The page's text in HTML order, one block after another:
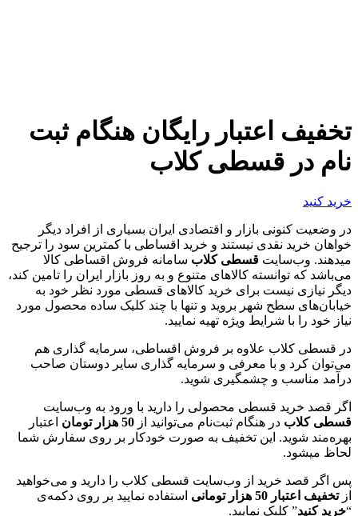
تخفیف اعتبار رایگان هنگام ثبت
نام در قسطی کلاب
خرید کنید
در وضعیت کنونی بازار و اقتصادی ایران بسیاری از افراد دیگر
خواهان خرید نقدی نیستند و خرید اقساطی با کمترین سود را ترجیح
میدهند. وب‌سایت قسطی کلاب سامانه فروش اقساطی کالا
می‌باشد که توانسته کالاهای متنوع و به روز بازار ایران را تامین کند،
دیگر نیازی نیست برای خرید کالاهای قسطی مورد نظر خود به
خیابان‌های سطح شهر بروید و تنها با چند کلیک ساده محصول مورد
نیاز خود را با شرایط ویژه تهیه نمایید.
در قسطی کلاب علاوه بر فروش اقساطی، سرمایه گذاری هم
می‌توان کرد و با معرفی و سرمایه گذاری سایر دوستان صاحب
درآمد مناسب و چشمگیری شوید.
اگر قصد خرید قسطی محصولی را دارید با ورود به وب‌سایت
قسطی کلاب در هنگام ثبت‌نام می‌توانید از
اعتبار
بهره‌مند شوید. این تخفیف به صورت خودکار بر روی سفارش شما
لحاظ میشود.
پس اگر قصد خرید از وب‌سایت قسطی کلاب را دارید و می‌خواهید
ازتخفیف اعتبار 50 هزار تومانی
استفاده نمایید بر روی دکمه‌ی
“خرید کنید” کلیک نمایید.